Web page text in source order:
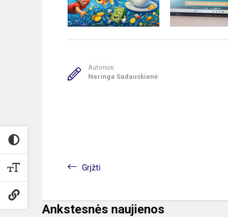
Autorius:
Neringa Sadauskienė
Grįžti
Ankstesnės naujienos